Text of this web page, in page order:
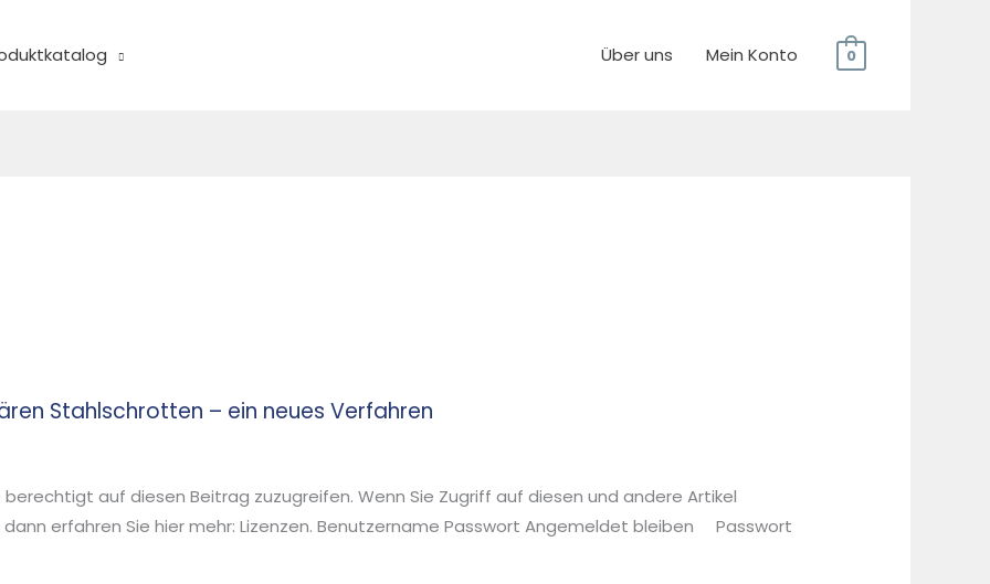
Über uns Mein Konto 0
Stahlschrotten – ein neues Verfahren
berechtigt auf diesen Beitrag zuzugreifen. Wenn Sie Zugriff auf diesen und andere Artikel
erfahren Sie hier mehr: Lizenzen. Benutzername Passwort Angemeldet bleiben Passwort